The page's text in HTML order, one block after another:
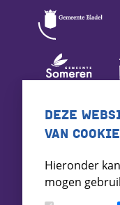
DEZE
VAN
Hieronder
mogen